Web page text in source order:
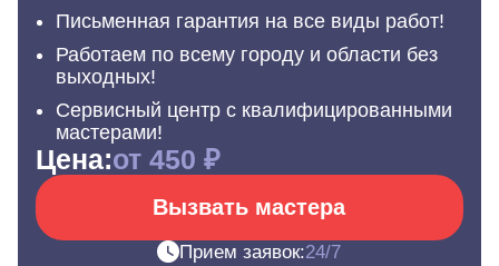
Письменная гарантия на все виды работ!
Работаем по всему городу и области без
выходных!
Сервисный центр с квалифицированными
мастерами!
Цена:от 450 ₽
Вызвать мастера
Прием заявок:24/7